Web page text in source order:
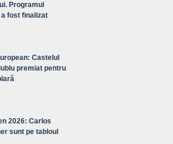
Programul
fost finalizat
Castelul
premiat pentru
2026: Carlos
sunt pe tabloul